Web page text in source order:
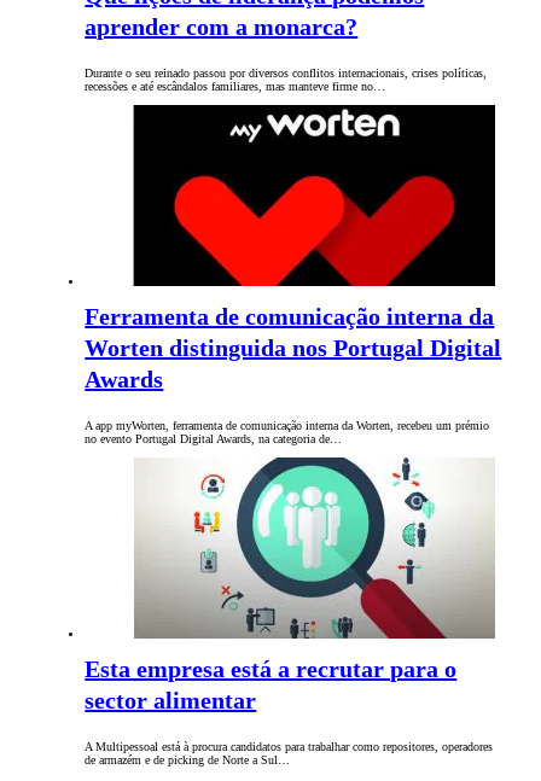
aprender com a monarca?
Durante o seu reinado passou por diversos conflitos internacionais, crises políticas,
recessões e até escândalos familiares, mas manteve firme no…
Ferramenta de comunicação interna da
Worten distinguida nos Portugal Digital
Awards
A app myWorten, ferramenta de comunicação interna da Worten, recebeu um prémio
no evento Portugal Digital Awards, na categoria de…
Esta empresa está a recrutar para o
sector alimentar
A Multipessoal está à procura candidatos para trabalhar como repositores, operadores
de armazém e de picking de Norte a Sul…